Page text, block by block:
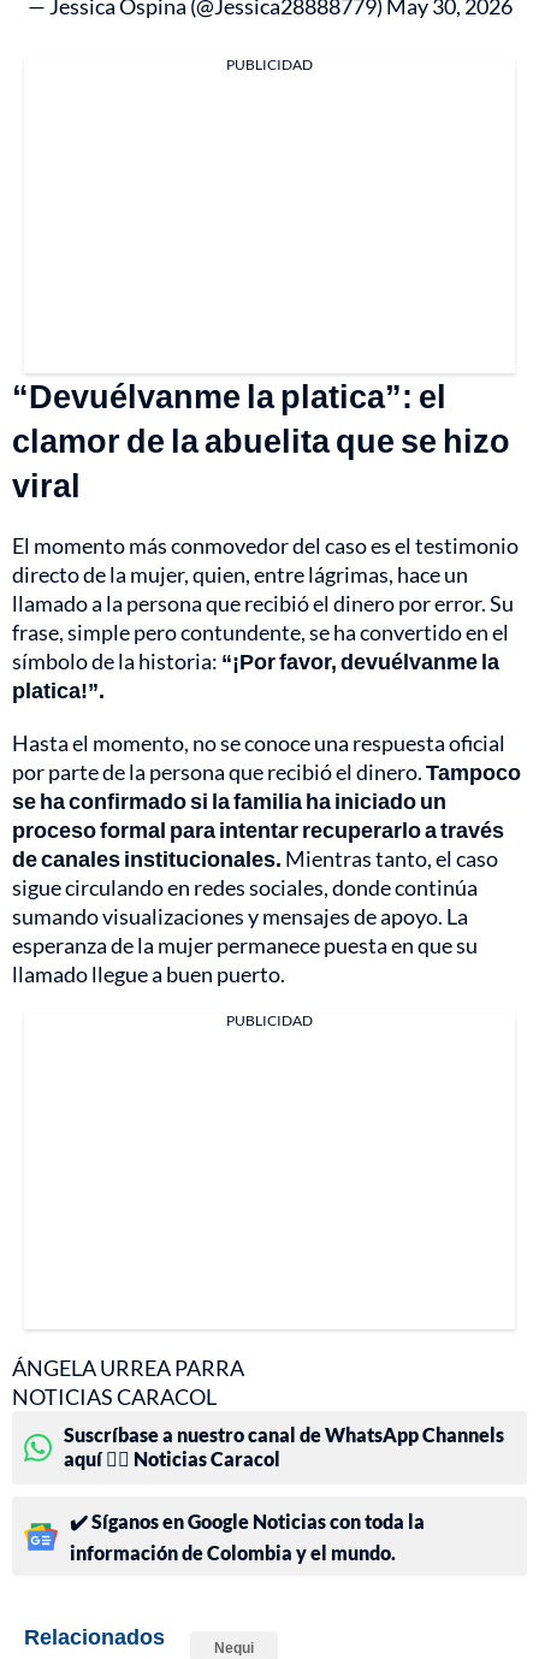
— Jessica Ospina (@Jessica28888779) May 30, 2026
PUBLICIDAD
“Devuélvanme la platica”: el
clamor de la abuelita que se hizo
viral
El momento más conmovedor del caso es el testimonio
directo de la mujer, quien, entre lágrimas, hace un
llamado a la persona que recibió el dinero por error. Su
frase, simple pero contundente, se ha convertido en el
símbolo de la historia: “¡Por favor, devuélvanme la
platica!”.
Hasta el momento, no se conoce una respuesta oficial
por parte de la persona que recibió el dinero.Tampoco
se ha confirmado si la familia ha iniciado un
proceso formal para intentar recuperarlo a través
de canales institucionales. Mientras tanto, el caso
sigue circulando en redes sociales, donde continúa
sumando visualizaciones y mensajes de apoyo. La
esperanza de la mujer permanece puesta en que su
llamado llegue a buen puerto.
PUBLICIDAD
ÁNGELA URREA PARRA
NOTICIAS CARACOL
Suscríbase a nuestro canal de WhatsApp Channels
aquí 👉🏻 Noticias Caracol
✔️ Síganos en Google Noticias con toda la
información de Colombia y el mundo.
Relacionados Nequi